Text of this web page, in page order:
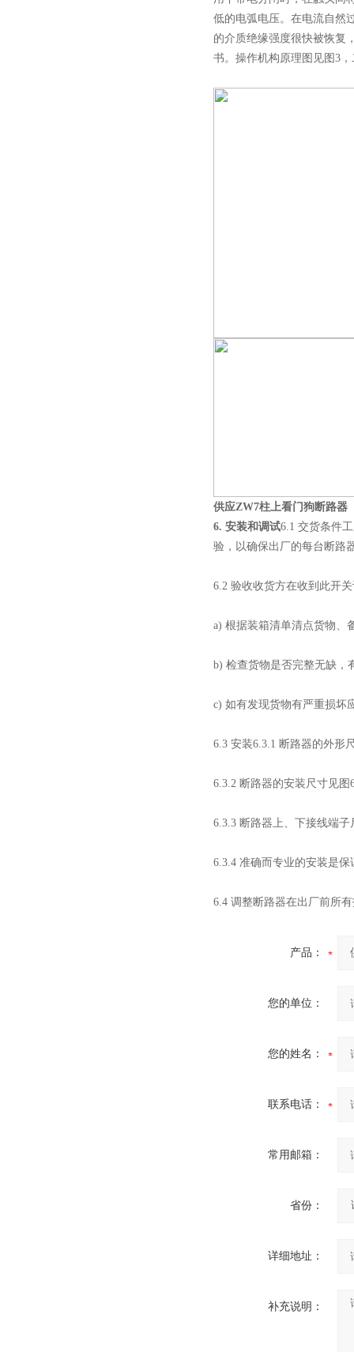
低的电弧电压。在电流自然
的介质绝缘强度很快被恢复
书。操作机构原理图见图3
供应ZW7柱上看门狗断路器
6. 安装和调试6.1 交货条件
验，以确保出厂的每台断路
6.2 验收收货方在收到此开
a) 根据装箱清单清点货物、
b) 检查货物是否完整无缺，
c) 如有发现货物有严重损坏
6.3 安装6.3.1 断路器的外形
6.3.2 断路器的安装尺寸见图
6.3.3 断路器上、下接线端子
6.3.4 准确而专业的安装是
6.4 调整断路器在出厂前所
产品：
您的单位：
您的姓名：
联系电话：
常用邮箱：
省份：
详细地址：
补充说明：